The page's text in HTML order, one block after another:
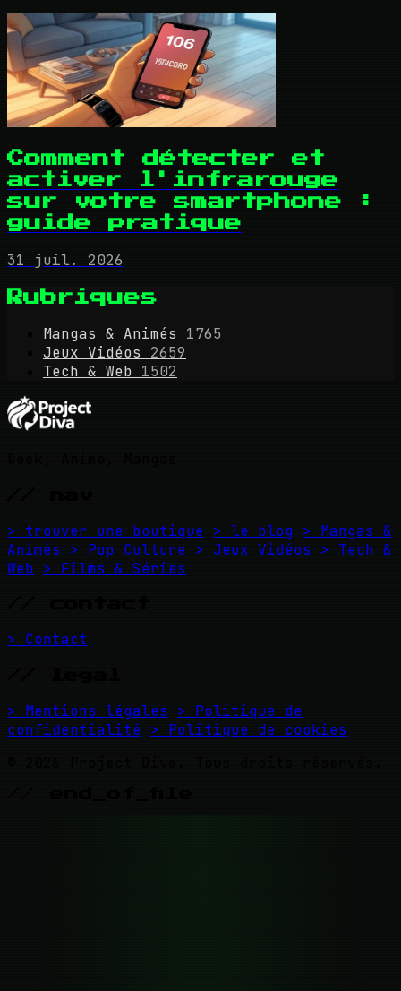
Comment détecter et
activer l'infrarouge
sur votre smartphone :
guide pratique
31 juil. 2026
Rubriques
Mangas & Animés
1765
Jeux Vidéos
2659
Tech & Web 1502
> trouver une boutique > le blog > Mangas &
Animés
> Pop Culture > Jeux Vidéos
> Tech &
Web > Films & Séries
> Contact
> Mentions légales
> Politique de
confidentialité > Politique de cookies